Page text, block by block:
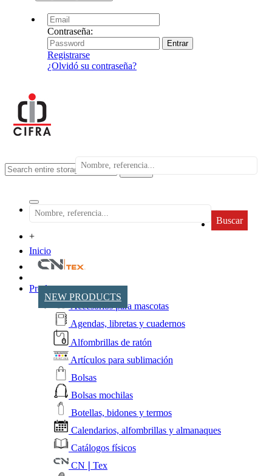
Contraseña:
Registrarse
¿Olvidó su contraseña?
search
Buscar
+
Inicio
NEW PRODUCTS
Productos
Accesorios para mascotas
Agendas, libretas y cuadernos
Alfombrillas de ratón
Artículos para sublimación
Bolsas
Bolsas mochilas
Botellas, bidones y termos
Calendarios, alfombrillas y almanaques
Catálogos físicos
CN❘Tex